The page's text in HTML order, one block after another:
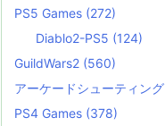
PS5 Games (272)
Diablo2-PS5 (124)
GuildWars2 (560)
アーケードシューティング
PS4 Games (378)